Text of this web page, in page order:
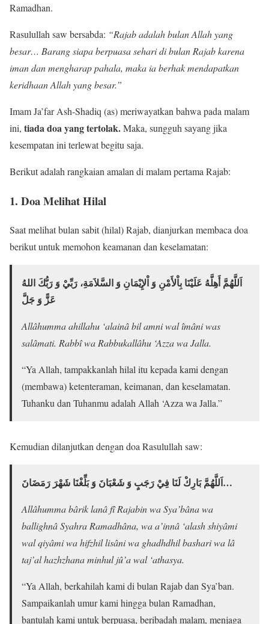
Ramadhan.
Rasulullah saw bersabda: “Rajab adalah bulan Allah yang
besar… Barang siapa berpuasa sehari di bulan Rajab karena
iman dan mengharap pahala, maka ia berhak mendapatkan
keridhaan Allah yang besar.”
Imam Ja’far Ash-Shadiq (as) meriwayatkan bahwa pada malam
ini, tiada doa yang tertolak.Maka, sungguh sayang jika
kesempatan ini terlewat begitu saja.
Berikut adalah rangkaian amalan di malam pertama Rajab:
1. Doa Melihat Hilal
Saat melihat bulan sabit (hilal) Rajab, dianjurkan membaca doa
berikut untuk memohon keamanan dan keselamatan:
اَللَّهُمَّ أَهِلَّهُ عَلَيْنَا بِاْلأَمْنِ وَ اْلإِيْمَانِ وَ السَّلاَمَةِ، رَبِّيْ وَ رَبُّكَ اللهُ
عَزًّ وَ جَلَّ
Allâhumma ahillahu ‘alainâ bil amni wal îmâni was
salâmati. Rabbî wa Rabbukallâhu ‘Azza wa Jalla.
“Ya Allah, tampakkanlah hilal itu kepada kami dengan
(membawa) ketenteraman, keimanan, dan keselamatan.
Tuhanku dan Tuhanmu adalah Allah ‘Azza wa Jalla.”
Kemudian dilanjutkan dengan doa Rasulullah saw:
اَللَّهُمَّ بَارِكْ لَنَا فِيْ رَجَبٍ وَ شَعْبَانَ وَ بَلِّغْنَا شَهْرَ رَمَضَانَ…
Allâhumma bârik lanâ fî Rajabin wa Sya’bâna wa
ballighnâ Syahra Ramadhâna, wa a’innâ ‘alash shiyâmi
wal qiyâmi wa hifzhil lisâni wa ghadhdhil bashari wa lâ
taj’al hazhzhana minhul jû’a wal ‘athasya.
“Ya Allah, berkahilah kami di bulan Rajab dan Sya’ban.
Sampaikanlah umur kami hingga bulan Ramadhan,
bantulah kami untuk berpuasa, beribadah malam, menjaga